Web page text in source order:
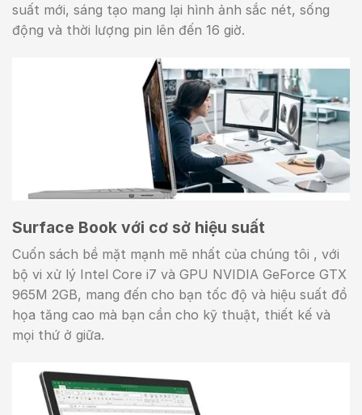
suất mới, sáng tạo mang lại hình ảnh sắc nét, sống
động và thời lượng pin lên đến 16 giờ.
Surface Book với cơ sở hiệu suất
Cuốn sách bề mặt mạnh mẽ nhất của chúng tôi , với
bộ vi xử lý Intel Core i7 và GPU NVIDIA GeForce GTX
965M 2GB, mang đến cho bạn tốc độ và hiệu suất đồ
họa tăng cao mà bạn cần cho kỹ thuật, thiết kế và
mọi thứ ở giữa.